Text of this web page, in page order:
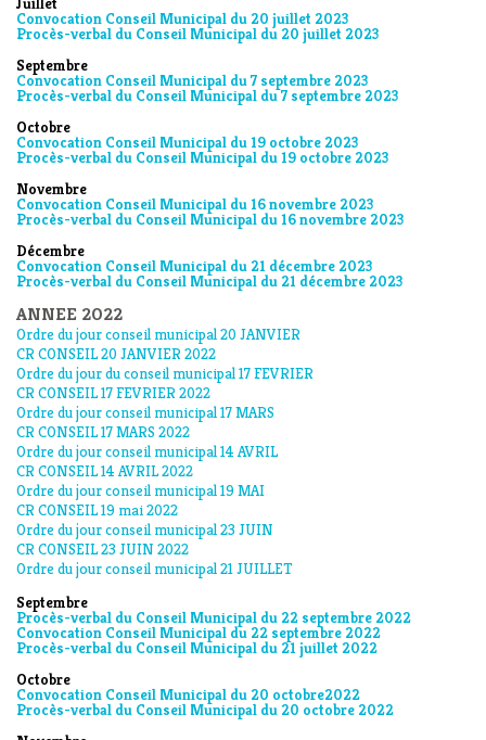
Convocation Conseil Municipal du 20 juillet 2023
Procès-verbal du Conseil Municipal du 20 juillet 2023
Septembre
Convocation Conseil Municipal du 7 septembre 2023
Procès-verbal du Conseil Municipal du 7 septembre 2023
Octobre
Convocation Conseil Municipal du 19 octobre 2023
Procès-verbal du Conseil Municipal du 19 octobre 2023
Novembre
Convocation Conseil Municipal du 16 novembre 2023
Procès-verbal du Conseil Municipal du 16 novembre 2023
Décembre
Convocation Conseil Municipal du 21 décembre 2023
Procès-verbal du Conseil Municipal du 21 décembre 2023
ANNEE 2022
Ordre du jour conseil municipal 20 JANVIER
CR CONSEIL 20 JANVIER 2022
Ordre du jour du conseil municipal 17 FEVRIER
CR CONSEIL 17 FEVRIER 2022
Ordre du jour conseil municipal 17 MARS
CR CONSEIL 17 MARS 2022
Ordre du jour conseil municipal 14 AVRIL
CR CONSEIL 14 AVRIL 2022
Ordre du jour conseil municipal 19 MAI
CR CONSEIL 19 mai 2022
Ordre du jour conseil municipal 23 JUIN
CR CONSEIL 23 JUIN 2022
Ordre du jour conseil municipal 21 JUILLET
Septembre
Procès-verbal du Conseil Municipal du 22 septembre 2022
Convocation Conseil Municipal du 22 septembre 2022
Procès-verbal du Conseil Municipal du 21 juillet 2022
Octobre
Convocation Conseil Municipal du 20 octobre2022
Procès-verbal du Conseil Municipal du 20 octobre 2022